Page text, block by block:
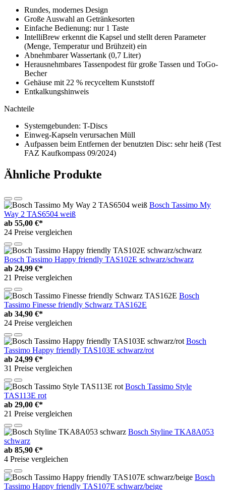
Rundes, modernes Design
Große Auswahl an Getränkesorten
Einfache Bedienung: nur 1 Taste
IntelliBrew erkennt die Kapsel und stellt deren Parameter
(Menge, Temperatur und Brühzeit) ein
Abnehmbarer Wassertank (0,7 Liter)
Herausnehmbares Tassenpodest für große Tassen und ToGo-
Becher
Gehäuse mit 22 % recyceltem Kunststoff
Entkalkungshinweis
Nachteile
Systemgebunden: T-Discs
Einweg-Kapseln verursachen Müll
Aufpassen beim Entfernen der benutzten Disc: sehr heiß (Test
FAZ Kaufkompass 09/2024)
Ähnliche Produkte
Bosch Tassimo My
Way 2 TAS6504 weiß
ab 55,00 €*
24 Preise vergleichen
Bosch Tassimo Happy friendly TAS102E schwarz/schwarz
ab 24,99 €*
21 Preise vergleichen
Bosch
Tassimo Finesse friendly Schwarz TAS162E
ab 34,90 €*
24 Preise vergleichen
Bosch
Tassimo Happy friendly TAS103E schwarz/rot
ab 24,99 €*
31 Preise vergleichen
Bosch Tassimo Style
TAS113E rot
ab 29,00 €*
21 Preise vergleichen
Bosch Styline TKA8A053
schwarz
ab 85,90 €*
4 Preise vergleichen
Bosch
Tassimo Happy friendly TAS107E schwarz/beige